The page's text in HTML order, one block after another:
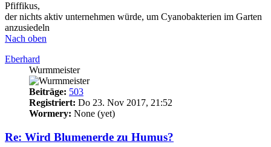
Pfiffikus,
der nichts aktiv unternehmen würde, um Cyanobakterien im Garten
anzusiedeln
Nach oben
Eberhard
Wurmmeister
Beiträge: 503
Registriert: Do 23. Nov 2017, 21:52
Wormery: None (yet)
Re: Wird Blumenerde zu Humus?